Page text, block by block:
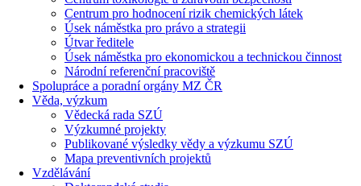
Centrum pro hodnocení rizik chemických látek
Úsek náměstka pro právo a strategii
Útvar ředitele
Úsek náměstka pro ekonomickou a technickou činnost
Národní referenční pracoviště
Spolupráce a poradní orgány MZ ČR
Věda, výzkum
Vědecká rada SZÚ
Výzkumné projekty
Publikované výsledky vědy a výzkumu SZÚ
Mapa preventivních projektů
Vzdělávání